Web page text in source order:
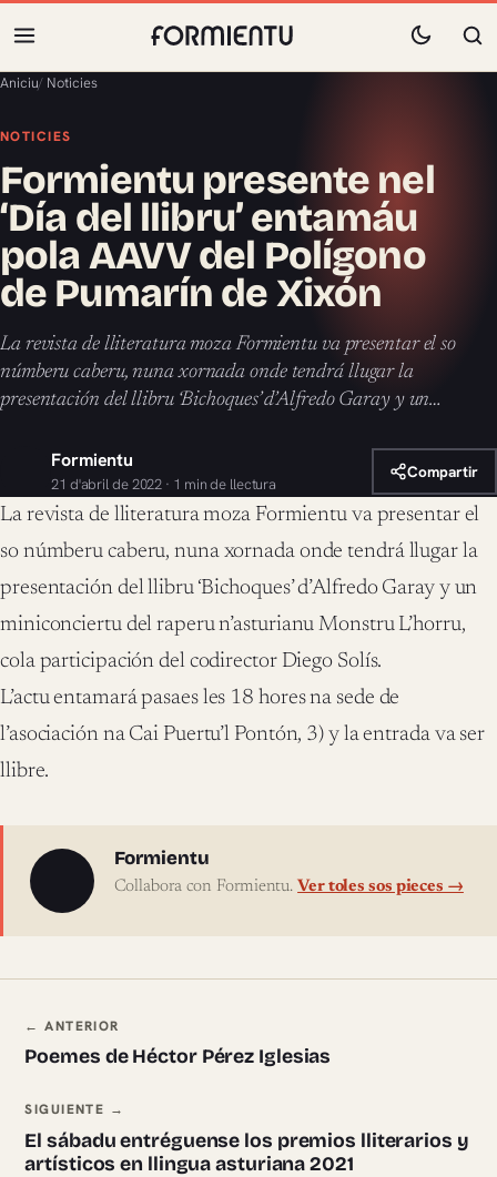
Aniciu/ Noticies
NOTICIES
Formientu presente nel
‘Día del llibru’ entamáu
pola AAVV del Polígono
de Pumarín de Xixón
La revista de lliteratura moza Formientu va presentar el so
númberu caberu, nuna xornada onde tendrá llugar la
presentación del llibru ‘Bichoques’ d’Alfredo Garay y un…
Formientu
21 d'abril de 2022 · 1 min de llectura
Compartir
La revista de lliteratura moza Formientu va presentar el
so númberu caberu, nuna xornada onde tendrá llugar la
presentación del llibru ‘Bichoques’ d’Alfredo Garay y un
miniconciertu del raperu n’asturianu Monstru L’horru,
cola participación del codirector Diego Solís.
L’actu entamará pasaes les 18 hores na sede de
l’asociación na Cai Puertu’l Pontón, 3) y la entrada va ser
llibre.
Sobre l'autor
Formientu
Collabora con Formientu. Ver toles sos pieces →
Navegación ente pieces
← ANTERIOR
Poemes de Héctor Pérez Iglesias
SIGUIENTE →
El sábadu entréguense los premios lliterarios y
artísticos en llingua asturiana 2021